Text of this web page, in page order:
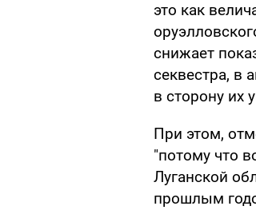
это как
снижает
секвестра, в
в сторону их
При этом,
"потому что
Луганской
прошлым